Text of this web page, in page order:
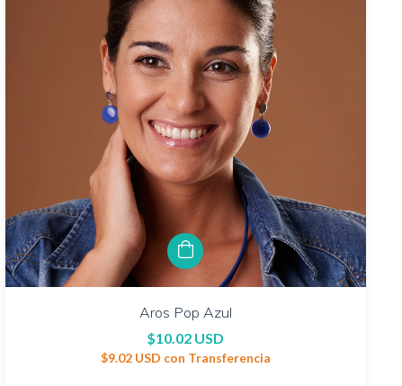
Aros Pop Azul
$10.02 USD
$9.02 USD con Transferencia